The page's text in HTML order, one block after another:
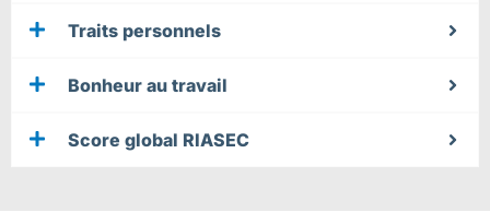
Traits personnels
Bonheur au travail
Score global RIASEC​